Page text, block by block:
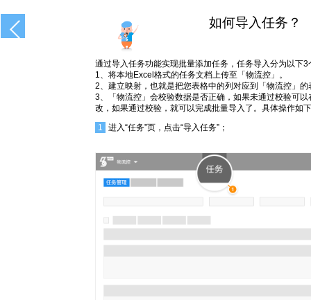
如何导入任务？
通过导入任务功能实现批量添加任务，任务导入分为以下3
1、将本地Excel格式的任务文档上传至「物流控」。
2、建立映射，也就是把您表格中的列对应到「物流控」的
3、「物流控」会校验数据是否正确，如果未通过校验可
改，如果通过校验，就可以完成批量导入了。具体操作如
1
进入“任务”页，点击“导入任务”；